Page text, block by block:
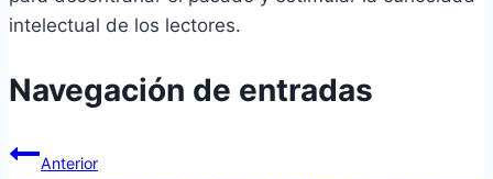
intelectual de los lectores.
Navegación de entradas
Anterior